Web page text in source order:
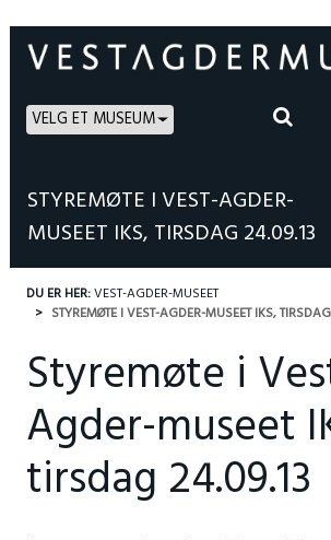
VELG ET MUSEUM
STYREMØTE I VEST-AGDER-
MUSEET IKS, TIRSDAG 24.09.13
DU ER HER:VEST-AGDER-MUSEET
STYREMØTE I VEST-AGDER-MUSEET IKS,
Styremøte i
Agder-museet
tirsdag 24.09.13